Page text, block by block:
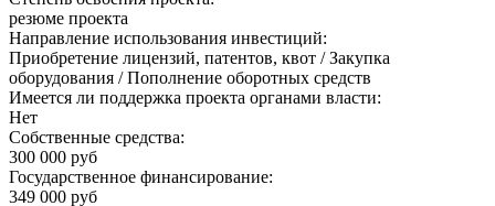
резюме проекта
Направление использования инвестиций:
Приобретение лицензий, патентов, квот / Закупка
оборудования / Пополнение оборотных средств
Имеется ли поддержка проекта органами власти:
Нет
Собственные средства:
300 000 руб
Государственное финансирование:
349 000 руб